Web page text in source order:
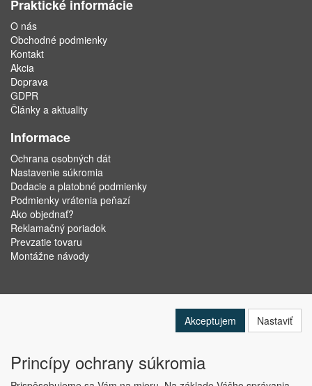
Praktické informácie
O nás
Obchodné podmienky
Kontakt
Akcia
Doprava
GDPR
Články a aktuality
Informace
Ochrana osobných dát
Nastavenie súkromia
Dodacie a platobné podmienky
Podmienky vrátenia peňazí
Ako objednať?
Reklamačný poriadok
Prevzatie tovaru
Montážne návody
Akceptujem Nastaviť
Princípy ochrany súkromia